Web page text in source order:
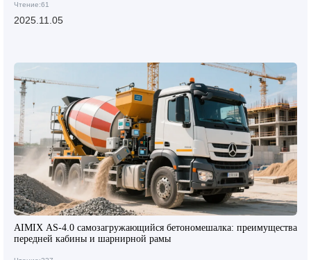
Чтение:61
2025.11.05
AIMIX AS-4.0 самозагружающийся бетономешалка: преимущества
передней кабины и шарнирной рамы